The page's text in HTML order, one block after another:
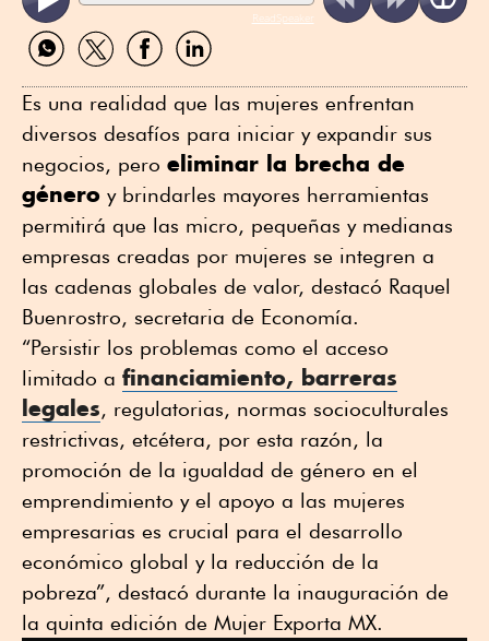
ReadSpeaker
Compartir
por
Compartir
por
Compartir
por
Compartir
por
Es una realidad que las mujeres enfrentan
diversos desafíos para iniciar y expandir sus
negocios, pero eliminar la brecha de
género y brindarles mayores herramientas
permitirá que las micro, pequeñas y medianas
empresas creadas por mujeres se integren a
las cadenas globales de valor, destacó Raquel
Buenrostro, secretaria de Economía.
“Persistir los problemas como el acceso
limitado a financiamiento, barreras
legales, regulatorias, normas socioculturales
restrictivas, etcétera, por esta razón, la
promoción de la igualdad de género en el
emprendimiento y el apoyo a las mujeres
empresarias es crucial para el desarrollo
económico global y la reducción de la
pobreza”, destacó durante la inauguración de
la quinta edición de Mujer Exporta MX.